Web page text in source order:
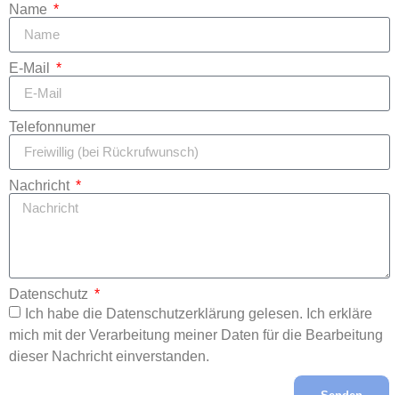
Name
E-Mail
Telefonnumer
Nachricht
Datenschutz
Ich habe die Datenschutzerklärung gelesen. Ich erkläre
mich mit der Verarbeitung meiner Daten für die Bearbeitung
dieser Nachricht einverstanden.